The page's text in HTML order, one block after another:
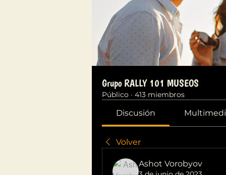
Grupo RALLY 101 MUSEOS
Público · 413 miembros
Discusión
Volver
Ashot Vorobyov